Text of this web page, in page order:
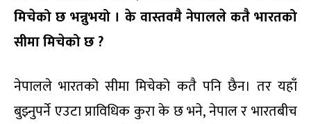
मिचेको छ भन्नुभयो । के वास्तवमै नेपालले कतै भारतको
सीमा मिचेको छ ?
नेपालले भारतको सीमा मिचेको कतै पनि छैन। तर यहाँ
बुझ्नुपर्ने एउटा प्राविधिक कुरा के छ भने, नेपाल र भारतबीच